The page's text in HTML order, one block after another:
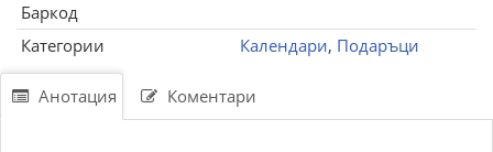
Баркод
Категории
Календари, Подаръци
Анотация Коментари